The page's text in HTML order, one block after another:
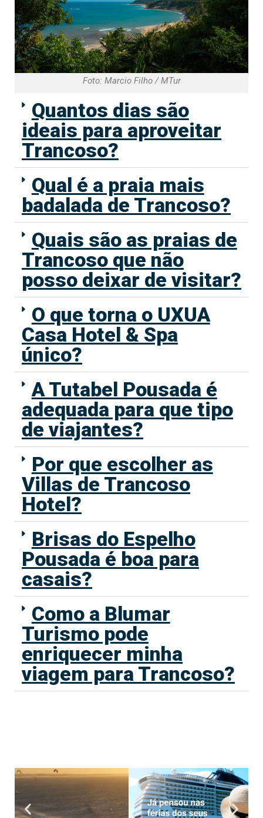
Foto: Marcio Filho / MTur
Quantos dias são
ideais para aproveitar
Trancoso?
Qual é a praia mais
badalada de Trancoso?
Quais são as praias de
Trancoso que não
posso deixar de visitar?
O que torna o UXUA
Casa Hotel & Spa
único?
A Tutabel Pousada é
adequada para que tipo
de viajantes?
Por que escolher as
Villas de Trancoso
Hotel?
Brisas do Espelho
Pousada é boa para
casais?
Como a Blumar
Turismo pode
enriquecer minha
viagem para Trancoso?